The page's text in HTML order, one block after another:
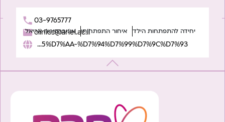
03-9765777
clinics@ariel.ac.il
https://www.ariel.ac.il/wp/university-clinics/%D7%94%D7%99%D7%97%D7%99%D7%93%D7%94-%D7%9C%D7%94%D7%AA%D7%A4%D7%AA%D7%97%D7%95%D7%AA-%D7%94%D7%99%D7%9C%D7%93/
יחידה להתפתחות הילד איחור התפתחותי אוניברסיטת אריאל